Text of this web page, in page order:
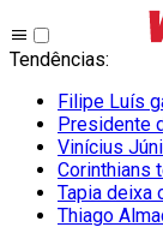
Tendências:
Filipe Luís
Presidente
Vinícius
Corinthians
Tapia deixa
Thiago